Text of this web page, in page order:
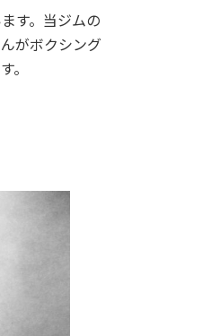
す。当ジムの
がボクシング
。